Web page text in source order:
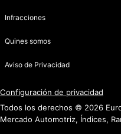
Infracciones
Quines somos
Aviso de Privacidad
Configuración de privacidad
Todos los derechos © 2026
Mercado Automotriz, Índices,